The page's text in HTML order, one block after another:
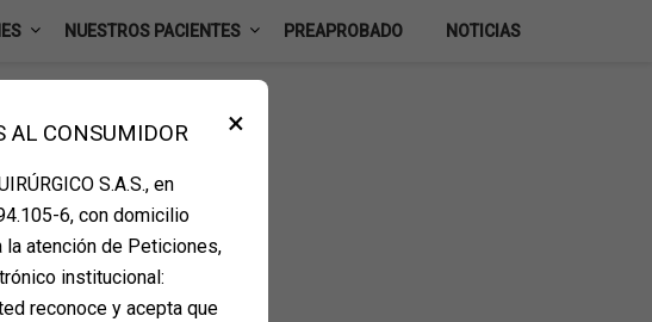
NUESTROS PACIENTES PREAPROBADO NOTICIAS
×
AL CONSUMIDOR
S.A.S., en
6, con domicilio
atención de Peticiones,
institucional:
reconoce y acepta que